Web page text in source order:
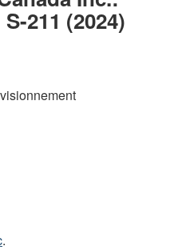
211 (2024)
.